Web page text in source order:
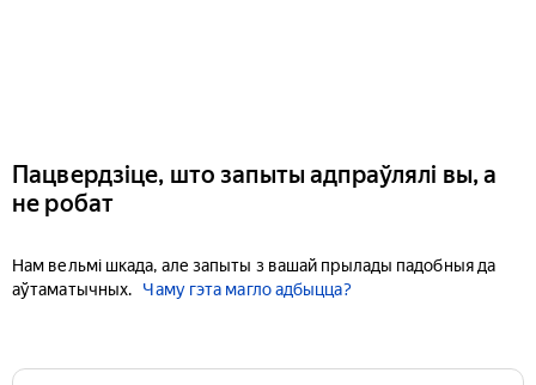
Пацвердзіце, што запыты адпраўлялі вы, а
не робат
Нам вельмі шкада, але запыты з вашай прылады падобныя да
аўтаматычных.
Чаму гэта магло адбыцца?